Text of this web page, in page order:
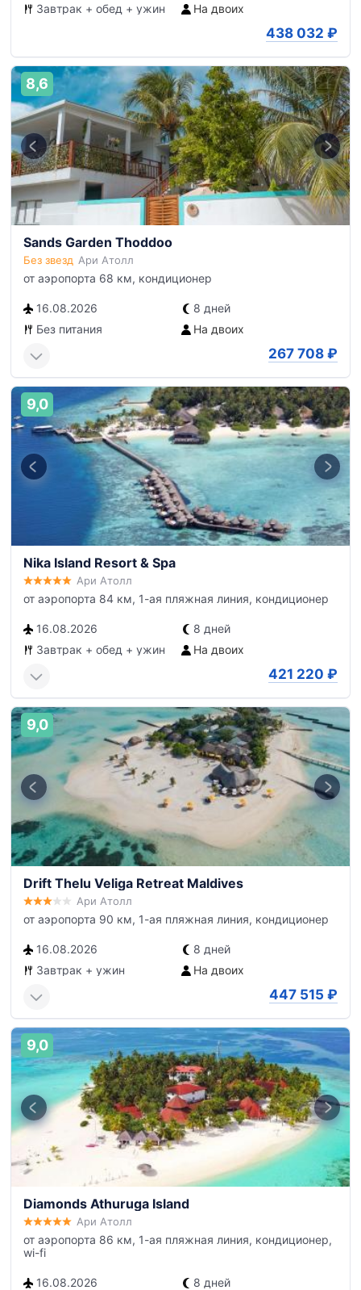
Завтрак + обед + ужин
На двоих
438 032 ₽
8,6
Sands Garden Thoddoo
Без звезд Ари Атолл
от аэропорта 68 км, кондиционер
16.08.2026
8 дней
Без питания
На двоих
267 708 ₽
9,0
Nika Island Resort & Spa
Ари Атолл
от аэропорта 84 км, 1-ая пляжная линия, кондиционер
16.08.2026
8 дней
Завтрак + обед + ужин
На двоих
421 220 ₽
9,0
Drift Thelu Veliga Retreat Maldives
Ари Атолл
от аэропорта 90 км, 1-ая пляжная линия, кондиционер
16.08.2026
8 дней
Завтрак + ужин
На двоих
447 515 ₽
9,0
Diamonds Athuruga Island
Ари Атолл
от аэропорта 86 км, 1-ая пляжная линия, кондиционер,
wi-fi
16.08.2026
8 дней